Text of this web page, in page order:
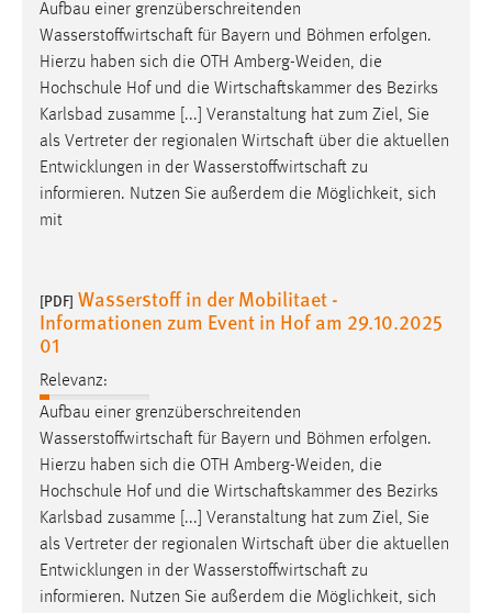
Aufbau einer grenzüberschreitenden
Wasserstoffwirtschaft für Bayern und Böhmen erfolgen.
Hierzu haben sich die OTH Amberg-Weiden, die
Hochschule Hof und die Wirtschaftskammer des Bezirks
Karlsbad zusamme [...] Veranstaltung hat zum Ziel, Sie
als Vertreter der regionalen Wirtschaft über die aktuellen
Entwicklungen in der Wasserstoffwirtschaft zu
informieren. Nutzen Sie außerdem die Möglichkeit, sich
mit
[PDF] Wasserstoff in der Mobilitaet -
Informationen zum Event in Hof am 29.10.2025
01
Relevanz:
Aufbau einer grenzüberschreitenden
Wasserstoffwirtschaft für Bayern und Böhmen erfolgen.
Hierzu haben sich die OTH Amberg-Weiden, die
Hochschule Hof und die Wirtschaftskammer des Bezirks
Karlsbad zusamme [...] Veranstaltung hat zum Ziel, Sie
als Vertreter der regionalen Wirtschaft über die aktuellen
Entwicklungen in der Wasserstoffwirtschaft zu
informieren. Nutzen Sie außerdem die Möglichkeit, sich